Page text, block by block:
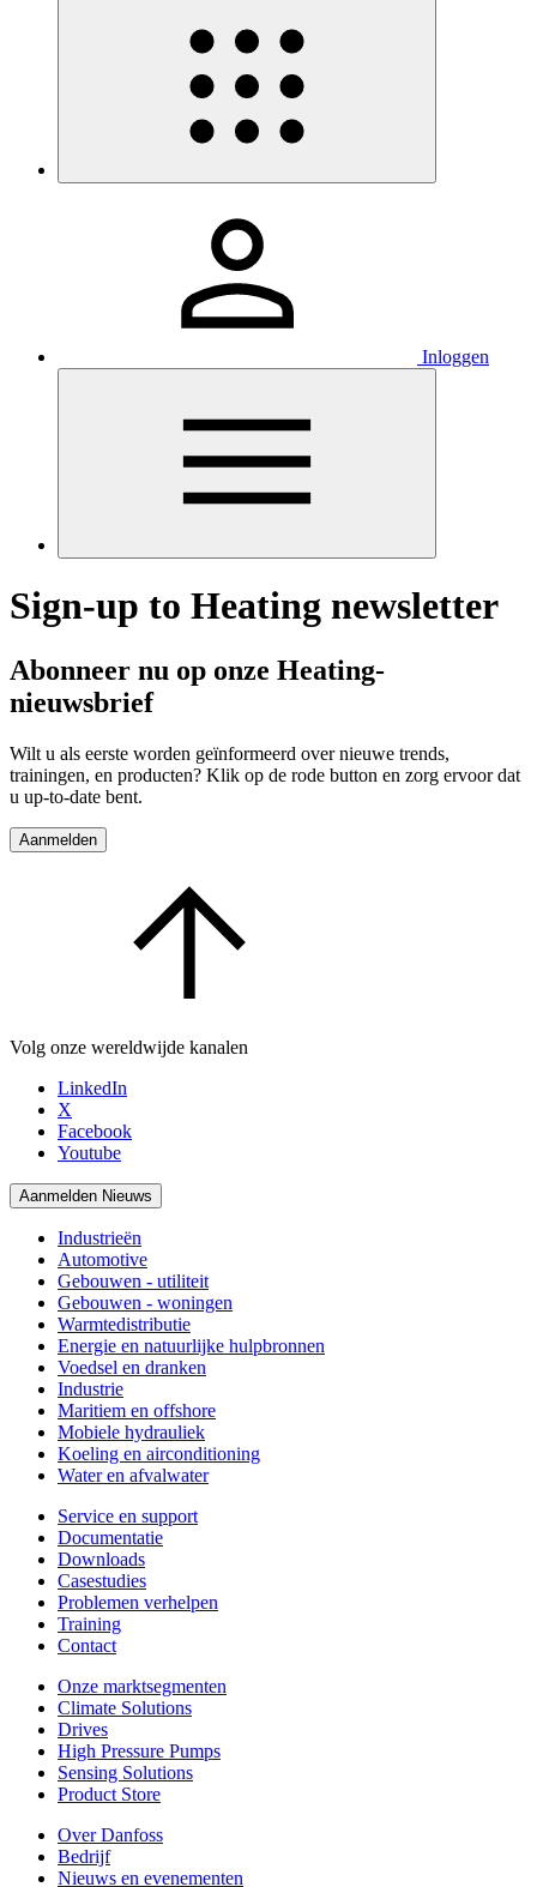
Inloggen
Sign-up to Heating newsletter
Abonneer nu op onze Heating-
nieuwsbrief
Wilt u als eerste worden geïnformeerd over nieuwe trends,
trainingen, en producten? Klik op de rode button en zorg ervoor dat
u up-to-date bent.
Aanmelden
Volg onze wereldwijde kanalen
LinkedIn
X
Facebook
Youtube
Aanmelden Nieuws
Industrieën
Automotive
Gebouwen - utiliteit
Gebouwen - woningen
Warmtedistributie
Energie en natuurlijke hulpbronnen
Voedsel en dranken
Industrie
Maritiem en offshore
Mobiele hydrauliek
Koeling en airconditioning
Water en afvalwater
Service en support
Documentatie
Downloads
Casestudies
Problemen verhelpen
Training
Contact
Onze marktsegmenten
Climate Solutions
Drives
High Pressure Pumps
Sensing Solutions
Product Store
Over Danfoss
Bedrijf
Nieuws en evenementen